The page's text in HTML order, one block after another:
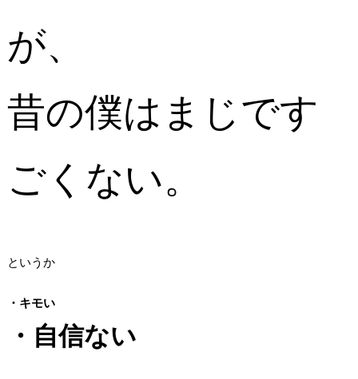
が、
昔の僕はまじです
ごくない。
というか
・キモい
・自信ない